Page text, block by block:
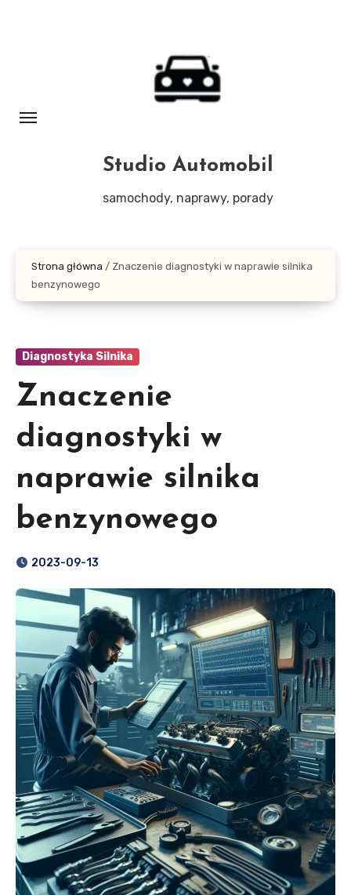
Studio Automobil
samochody, naprawy, porady
Strona główna / Znaczenie diagnostyki w naprawie silnika
benzynowego
Diagnostyka Silnika
Znaczenie
diagnostyki w
naprawie silnika
benzynowego
2023-09-13